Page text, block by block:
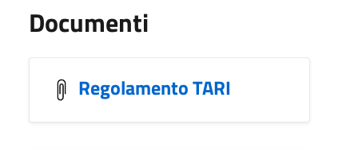
Documenti
Regolamento TARI